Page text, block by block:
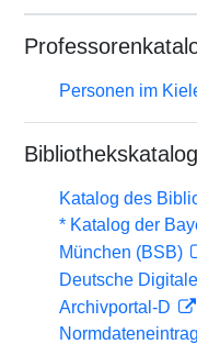
Personen im
Katalog des
* Katalog der
München (BSB)
Deutsche
Archivportal-D